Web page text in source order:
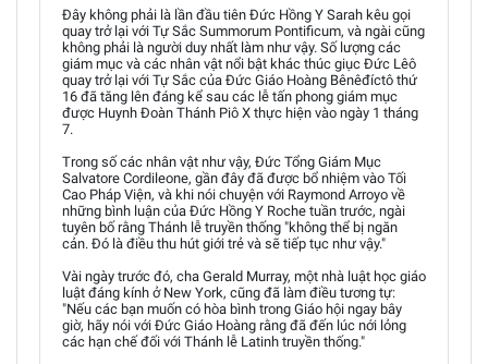
Đây không phải là lần đầu tiên Đức Hồng Y Sarah kêu gọi
quay trở lại với Tự Sắc Summorum Pontificum, và ngài cũng
không phải là người duy nhất làm như vậy. Số lượng các
giám mục và các nhân vật nổi bật khác thúc giục Đức Lêô
quay trở lại với Tự Sắc của Đức Giáo Hoàng Bênêđíctô thứ
16 đã tăng lên đáng kể sau các lễ tấn phong giám mục
được Huynh Đoàn Thánh Piô X thực hiện vào ngày 1 tháng
7.
Trong số các nhân vật như vậy, Đức Tổng Giám Mục
Salvatore Cordileone, gần đây đã được bổ nhiệm vào Tối
Cao Pháp Viện, và khi nói chuyện với Raymond Arroyo về
những bình luận của Đức Hồng Y Roche tuần trước, ngài
tuyên bố rằng Thánh lễ truyền thống "không thể bị ngăn
cản. Đó là điều thu hút giới trẻ và sẽ tiếp tục như vậy."
Vài ngày trước đó, cha Gerald Murray, một nhà luật học giáo
luật đáng kính ở New York, cũng đã làm điều tương tự:
"Nếu các bạn muốn có hòa bình trong Giáo hội ngay bây
giờ, hãy nói với Đức Giáo Hoàng rằng đã đến lúc nới lỏng
các hạn chế đối với Thánh lễ Latinh truyền thống."